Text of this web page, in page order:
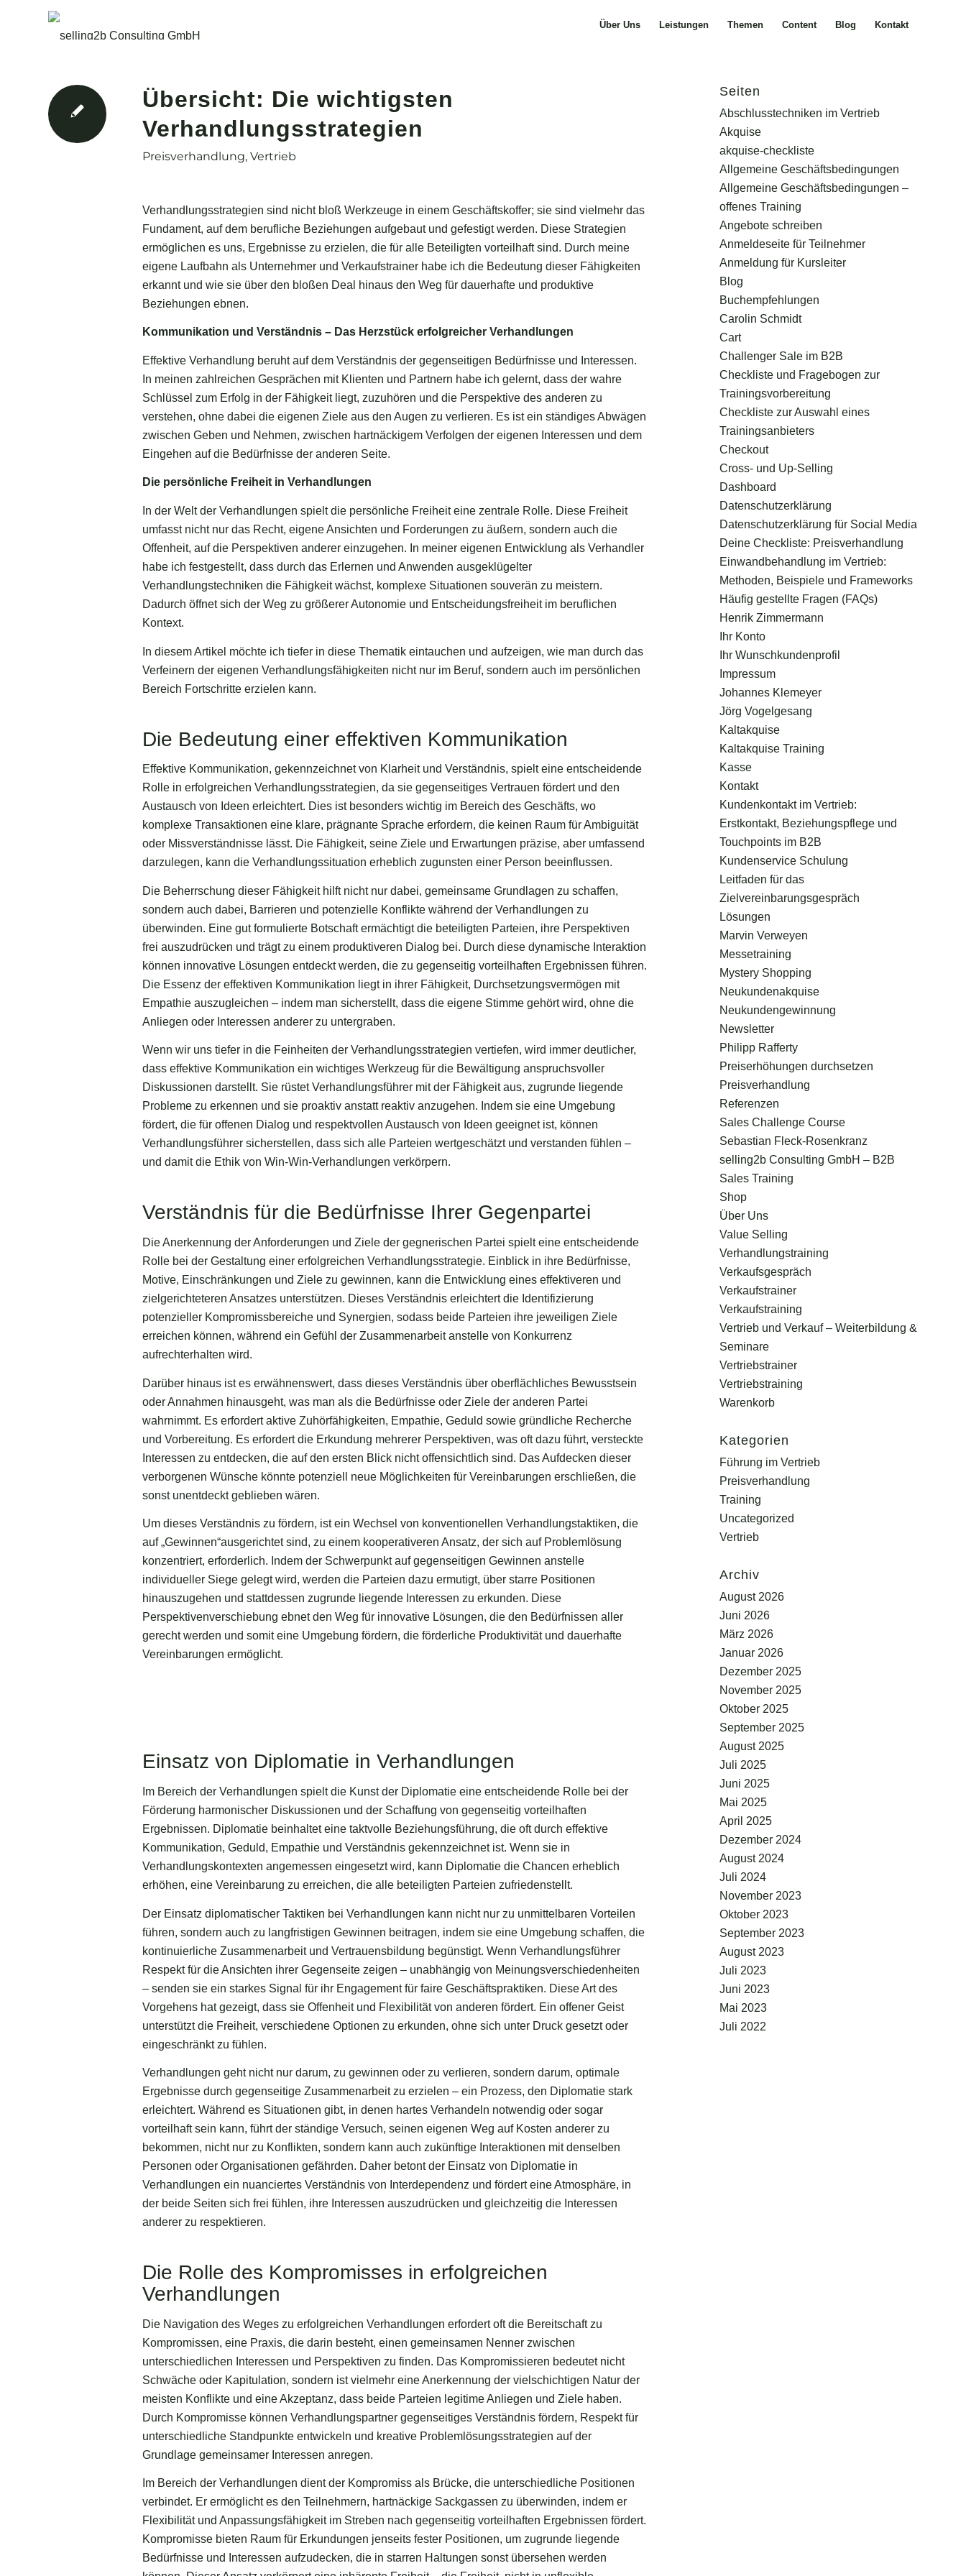
Über Uns Leistungen Themen Content Blog Kontakt
Übersicht: Die wichtigsten
Verhandlungsstrategien
Preisverhandlung, Vertrieb
Verhandlungsstrategien sind nicht bloß Werkzeuge in einem Geschäftskoffer; sie sind vielmehr das
Fundament, auf dem berufliche Beziehungen aufgebaut und gefestigt werden. Diese Strategien
ermöglichen es uns, Ergebnisse zu erzielen, die für alle Beteiligten vorteilhaft sind. Durch meine
eigene Laufbahn als Unternehmer und Verkaufstrainer habe ich die Bedeutung dieser Fähigkeiten
erkannt und wie sie über den bloßen Deal hinaus den Weg für dauerhafte und produktive
Beziehungen ebnen.
Kommunikation und Verständnis – Das Herzstück erfolgreicher Verhandlungen
Effektive Verhandlung beruht auf dem Verständnis der gegenseitigen Bedürfnisse und Interessen.
In meinen zahlreichen Gesprächen mit Klienten und Partnern habe ich gelernt, dass der wahre
Schlüssel zum Erfolg in der Fähigkeit liegt, zuzuhören und die Perspektive des anderen zu
verstehen, ohne dabei die eigenen Ziele aus den Augen zu verlieren. Es ist ein ständiges Abwägen
zwischen Geben und Nehmen, zwischen hartnäckigem Verfolgen der eigenen Interessen und dem
Eingehen auf die Bedürfnisse der anderen Seite.
Die persönliche Freiheit in Verhandlungen
In der Welt der Verhandlungen spielt die persönliche Freiheit eine zentrale Rolle. Diese Freiheit
umfasst nicht nur das Recht, eigene Ansichten und Forderungen zu äußern, sondern auch die
Offenheit, auf die Perspektiven anderer einzugehen. In meiner eigenen Entwicklung als Verhandler
habe ich festgestellt, dass durch das Erlernen und Anwenden ausgeklügelter
Verhandlungstechniken die Fähigkeit wächst, komplexe Situationen souverän zu meistern.
Dadurch öffnet sich der Weg zu größerer Autonomie und Entscheidungsfreiheit im beruflichen
Kontext.
In diesem Artikel möchte ich tiefer in diese Thematik eintauchen und aufzeigen, wie man durch das
Verfeinern der eigenen Verhandlungsfähigkeiten nicht nur im Beruf, sondern auch im persönlichen
Bereich Fortschritte erzielen kann.
Die Bedeutung einer effektiven Kommunikation
Effektive Kommunikation, gekennzeichnet von Klarheit und Verständnis, spielt eine entscheidende
Rolle in erfolgreichen Verhandlungsstrategien, da sie gegenseitiges Vertrauen fördert und den
Austausch von Ideen erleichtert. Dies ist besonders wichtig im Bereich des Geschäfts, wo
komplexe Transaktionen eine klare, prägnante Sprache erfordern, die keinen Raum für Ambiguität
oder Missverständnisse lässt. Die Fähigkeit, seine Ziele und Erwartungen präzise, aber umfassend
darzulegen, kann die Verhandlungssituation erheblich zugunsten einer Person beeinflussen.
Die Beherrschung dieser Fähigkeit hilft nicht nur dabei, gemeinsame Grundlagen zu schaffen,
sondern auch dabei, Barrieren und potenzielle Konflikte während der Verhandlungen zu
überwinden. Eine gut formulierte Botschaft ermächtigt die beteiligten Parteien, ihre Perspektiven
frei auszudrücken und trägt zu einem produktiveren Dialog bei. Durch diese dynamische Interaktion
können innovative Lösungen entdeckt werden, die zu gegenseitig vorteilhaften Ergebnissen führen.
Die Essenz der effektiven Kommunikation liegt in ihrer Fähigkeit, Durchsetzungsvermögen mit
Empathie auszugleichen – indem man sicherstellt, dass die eigene Stimme gehört wird, ohne die
Anliegen oder Interessen anderer zu untergraben.
Wenn wir uns tiefer in die Feinheiten der Verhandlungsstrategien vertiefen, wird immer deutlicher,
dass effektive Kommunikation ein wichtiges Werkzeug für die Bewältigung anspruchsvoller
Diskussionen darstellt. Sie rüstet Verhandlungsführer mit der Fähigkeit aus, zugrunde liegende
Probleme zu erkennen und sie proaktiv anstatt reaktiv anzugehen. Indem sie eine Umgebung
fördert, die für offenen Dialog und respektvollen Austausch von Ideen geeignet ist, können
Verhandlungsführer sicherstellen, dass sich alle Parteien wertgeschätzt und verstanden fühlen –
und damit die Ethik von Win-Win-Verhandlungen verkörpern.
Verständnis für die Bedürfnisse Ihrer Gegenpartei
Die Anerkennung der Anforderungen und Ziele der gegnerischen Partei spielt eine entscheidende
Rolle bei der Gestaltung einer erfolgreichen Verhandlungsstrategie. Einblick in ihre Bedürfnisse,
Motive, Einschränkungen und Ziele zu gewinnen, kann die Entwicklung eines effektiveren und
zielgerichteteren Ansatzes unterstützen. Dieses Verständnis erleichtert die Identifizierung
potenzieller Kompromissbereiche und Synergien, sodass beide Parteien ihre jeweiligen Ziele
erreichen können, während ein Gefühl der Zusammenarbeit anstelle von Konkurrenz
aufrechterhalten wird.
Darüber hinaus ist es erwähnenswert, dass dieses Verständnis über oberflächliches Bewusstsein
oder Annahmen hinausgeht, was man als die Bedürfnisse oder Ziele der anderen Partei
wahrnimmt. Es erfordert aktive Zuhörfähigkeiten, Empathie, Geduld sowie gründliche Recherche
und Vorbereitung. Es erfordert die Erkundung mehrerer Perspektiven, was oft dazu führt, versteckte
Interessen zu entdecken, die auf den ersten Blick nicht offensichtlich sind. Das Aufdecken dieser
verborgenen Wünsche könnte potenziell neue Möglichkeiten für Vereinbarungen erschließen, die
sonst unentdeckt geblieben wären.
Um dieses Verständnis zu fördern, ist ein Wechsel von konventionellen Verhandlungstaktiken, die
auf „Gewinnen“ausgerichtet sind, zu einem kooperativeren Ansatz, der sich auf Problemlösung
konzentriert, erforderlich. Indem der Schwerpunkt auf gegenseitigen Gewinnen anstelle
individueller Siege gelegt wird, werden die Parteien dazu ermutigt, über starre Positionen
hinauszugehen und stattdessen zugrunde liegende Interessen zu erkunden. Diese
Perspektivenverschiebung ebnet den Weg für innovative Lösungen, die den Bedürfnissen aller
gerecht werden und somit eine Umgebung fördern, die förderliche Produktivität und dauerhafte
Vereinbarungen ermöglicht.
Einsatz von Diplomatie in Verhandlungen
Im Bereich der Verhandlungen spielt die Kunst der Diplomatie eine entscheidende Rolle bei der
Förderung harmonischer Diskussionen und der Schaffung von gegenseitig vorteilhaften
Ergebnissen. Diplomatie beinhaltet eine taktvolle Beziehungsführung, die oft durch effektive
Kommunikation, Geduld, Empathie und Verständnis gekennzeichnet ist. Wenn sie in
Verhandlungskontexten angemessen eingesetzt wird, kann Diplomatie die Chancen erheblich
erhöhen, eine Vereinbarung zu erreichen, die alle beteiligten Parteien zufriedenstellt.
Der Einsatz diplomatischer Taktiken bei Verhandlungen kann nicht nur zu unmittelbaren Vorteilen
führen, sondern auch zu langfristigen Gewinnen beitragen, indem sie eine Umgebung schaffen, die
kontinuierliche Zusammenarbeit und Vertrauensbildung begünstigt. Wenn Verhandlungsführer
Respekt für die Ansichten ihrer Gegenseite zeigen – unabhängig von Meinungsverschiedenheiten
– senden sie ein starkes Signal für ihr Engagement für faire Geschäftspraktiken. Diese Art des
Vorgehens hat gezeigt, dass sie Offenheit und Flexibilität von anderen fördert. Ein offener Geist
unterstützt die Freiheit, verschiedene Optionen zu erkunden, ohne sich unter Druck gesetzt oder
eingeschränkt zu fühlen.
Verhandlungen geht nicht nur darum, zu gewinnen oder zu verlieren, sondern darum, optimale
Ergebnisse durch gegenseitige Zusammenarbeit zu erzielen – ein Prozess, den Diplomatie stark
erleichtert. Während es Situationen gibt, in denen hartes Verhandeln notwendig oder sogar
vorteilhaft sein kann, führt der ständige Versuch, seinen eigenen Weg auf Kosten anderer zu
bekommen, nicht nur zu Konflikten, sondern kann auch zukünftige Interaktionen mit denselben
Personen oder Organisationen gefährden. Daher betont der Einsatz von Diplomatie in
Verhandlungen ein nuanciertes Verständnis von Interdependenz und fördert eine Atmosphäre, in
der beide Seiten sich frei fühlen, ihre Interessen auszudrücken und gleichzeitig die Interessen
anderer zu respektieren.
Die Rolle des Kompromisses in erfolgreichen
Verhandlungen
Die Navigation des Weges zu erfolgreichen Verhandlungen erfordert oft die Bereitschaft zu
Kompromissen, eine Praxis, die darin besteht, einen gemeinsamen Nenner zwischen
unterschiedlichen Interessen und Perspektiven zu finden. Das Kompromissieren bedeutet nicht
Schwäche oder Kapitulation, sondern ist vielmehr eine Anerkennung der vielschichtigen Natur der
meisten Konflikte und eine Akzeptanz, dass beide Parteien legitime Anliegen und Ziele haben.
Durch Kompromisse können Verhandlungspartner gegenseitiges Verständnis fördern, Respekt für
unterschiedliche Standpunkte entwickeln und kreative Problemlösungsstrategien auf der
Grundlage gemeinsamer Interessen anregen.
Im Bereich der Verhandlungen dient der Kompromiss als Brücke, die unterschiedliche Positionen
verbindet. Er ermöglicht es den Teilnehmern, hartnäckige Sackgassen zu überwinden, indem er
Flexibilität und Anpassungsfähigkeit im Streben nach gegenseitig vorteilhaften Ergebnissen fördert.
Kompromisse bieten Raum für Erkundungen jenseits fester Positionen, um zugrunde liegende
Bedürfnisse und Interessen aufzudecken, die in starren Haltungen sonst übersehen werden
Seiten
Abschlusstechniken im Vertrieb
Akquise
akquise-checkliste
Allgemeine Geschäftsbedingungen
Allgemeine Geschäftsbedingungen –
offenes Training
Angebote schreiben
Anmeldeseite für Teilnehmer
Anmeldung für Kursleiter
Blog
Buchempfehlungen
Carolin Schmidt
Cart
Challenger Sale im B2B
Checkliste und Fragebogen zur
Trainingsvorbereitung
Checkliste zur Auswahl eines
Trainingsanbieters
Checkout
Cross- und Up-Selling
Dashboard
Datenschutzerklärung
Datenschutzerklärung für Social Media
Deine Checkliste: Preisverhandlung
Einwandbehandlung im Vertrieb:
Methoden, Beispiele und Frameworks
Häufig gestellte Fragen (FAQs)
Henrik Zimmermann
Ihr Konto
Ihr Wunschkundenprofil
Impressum
Johannes Klemeyer
Jörg Vogelgesang
Kaltakquise
Kaltakquise Training
Kasse
Kontakt
Kundenkontakt im Vertrieb:
Erstkontakt, Beziehungspflege und
Touchpoints im B2B
Kundenservice Schulung
Leitfaden für das
Zielvereinbarungsgespräch
Lösungen
Marvin Verweyen
Messetraining
Mystery Shopping
Neukundenakquise
Neukundengewinnung
Newsletter
Philipp Rafferty
Preiserhöhungen durchsetzen
Preisverhandlung
Referenzen
Sales Challenge Course
Sebastian Fleck-Rosenkranz
selling2b Consulting GmbH – B2B
Sales Training
Shop
Über Uns
Value Selling
Verhandlungstraining
Verkaufsgespräch
Verkaufstrainer
Verkaufstraining
Vertrieb und Verkauf – Weiterbildung &
Seminare
Vertriebstrainer
Vertriebstraining
Warenkorb
Kategorien
Führung im Vertrieb
Preisverhandlung
Training
Uncategorized
Vertrieb
Archiv
August 2026
Juni 2026
März 2026
Januar 2026
Dezember 2025
November 2025
Oktober 2025
September 2025
August 2025
Juli 2025
Juni 2025
Mai 2025
April 2025
Dezember 2024
August 2024
Juli 2024
November 2023
Oktober 2023
September 2023
August 2023
Juli 2023
Juni 2023
Mai 2023
Juli 2022